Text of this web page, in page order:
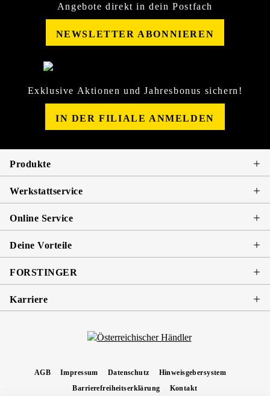
Angebote direkt in dein Postfach
NEWSLETTER ABONNIEREN
Exklusive Aktionen und Jahresbonus sichern!
IN DER FILIALE ANMELDEN
Produkte
Werkstattservice
Online Service
Deine Vorteile
FORSTINGER
Karriere
AGB Impressum Datenschutz
Hinweisgebersystem
Barrierefreiheitserklärung
Kontakt